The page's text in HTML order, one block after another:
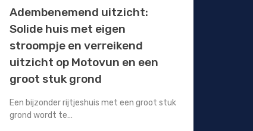
Adembenemend uitzicht:
Solide huis met eigen
stroompje en verreikend
uitzicht op Motovun en een
groot stuk grond
Een bijzonder rijtjeshuis met een groot stuk
grond wordt te…